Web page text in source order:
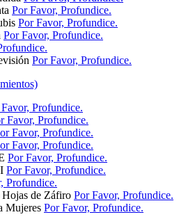
Por Favor, Profundice.
Por Favor, Profundice.
Por Favor, Profundice.
Por Favor, Profundice.
Profundice.
Favor, Profundice.
Favor, Profundice.
Favor, Profundice.
Por Favor, Profundice.
Por Favor, Profundice.
Profundice.
Hojas de Záfiro Por Favor, Profundice.
Mujeres Por Favor, Profundice.